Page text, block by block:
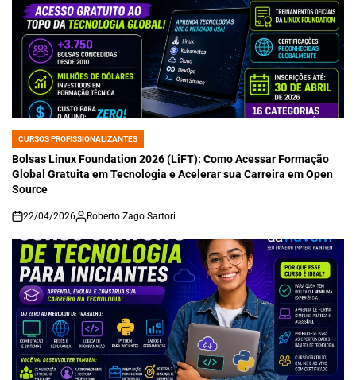
POSTED
IN
CURSOS PROFISSIONALIZANTES
Bolsas Linux Foundation 2026 (LiFT): Como Acessar Formação
Global Gratuita em Tecnologia e Acelerar sua Carreira em Open
Source
on
22/04/2026 Roberto Zago Sartori